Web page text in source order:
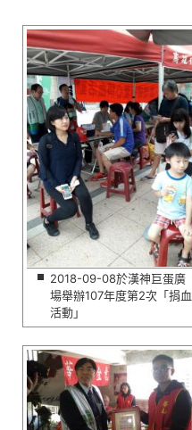
2018-09-08於漢神巨蛋廣
場舉辦107年度第2次「捐血
活動」